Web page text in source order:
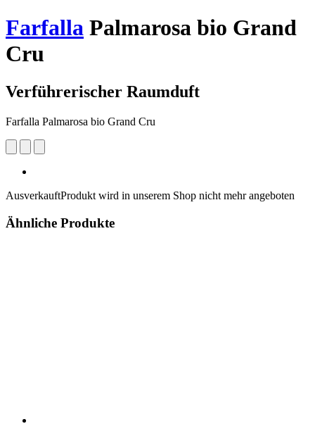
Farfalla Palmarosa bio Grand
Cru
Verführerischer Raumduft
Farfalla Palmarosa bio Grand Cru
AusverkauftProdukt wird in unserem Shop nicht mehr angeboten
Ähnliche Produkte